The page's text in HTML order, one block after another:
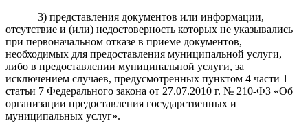
3) представления документов или информации,
отсутствие и (или) недостоверность которых не указывались
при первоначальном отказе в приеме документов,
необходимых для предоставления муниципальной услуги,
либо в предоставлении муниципальной услуги, за
исключением случаев, предусмотренных пунктом 4 части 1
статьи 7 Федерального закона от 27.07.2010 г. № 210-ФЗ «Об
организации предоставления государственных и
муниципальных услуг».